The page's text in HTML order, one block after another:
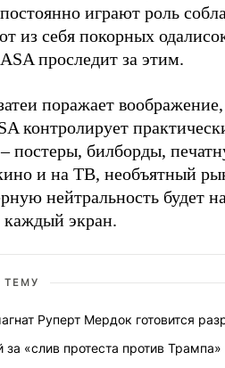
играют роль
из себя покорных
проследит за этим.
поражает
контролирует
постеры, билборды,
и на ТВ, необъятный
нейтральность будет
каждый экран.
ТЕМУ
Руперт Мердок готовится
за «слив протеста против Трампа»